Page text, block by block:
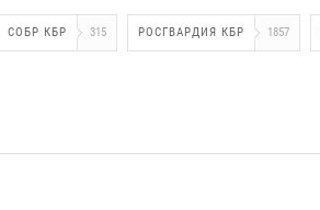
СОБР КБР 315 РОСГВАРДИЯ КБР 1857